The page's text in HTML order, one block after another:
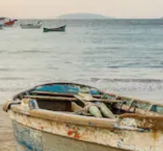
e para baixo do teclado ou tocando